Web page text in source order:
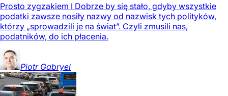
Prosto zygzakiem I Dobrze by się stało, gdyby wszystkie
podatki zawsze nosiły nazwy od nazwisk tych polityków,
którzy „sprowadzili je na świat”. Czyli zmusili nas,
podatników, do ich płacenia.
Piotr Gabryel